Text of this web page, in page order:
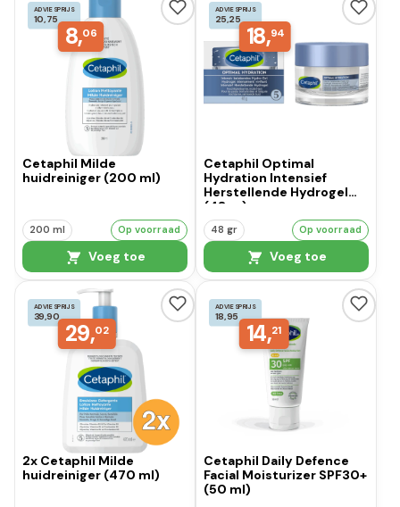
ADVIESPRIJS
10,75
8,06
Cetaphil Milde
huidreiniger (200 ml)
200 ml Op voorraad
Voeg toe
ADVIESPRIJS
25,25
18,94
Cetaphil Optimal
Hydration Intensief
Herstellende Hydrogel
(48 gr)
48 gr Op voorraad
Voeg toe
ADVIESPRIJS
39,90
29,02
2x Cetaphil Milde
huidreiniger (470 ml)
ADVIESPRIJS
18,95
14,21
Cetaphil Daily Defence
Facial Moisturizer SPF30+
(50 ml)